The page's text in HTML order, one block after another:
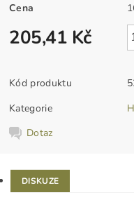
Cena
205,41 Kč
Kód produktu
Kategorie
Dotaz
DISKUZE